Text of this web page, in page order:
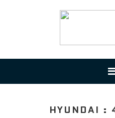
HYUNDAI :